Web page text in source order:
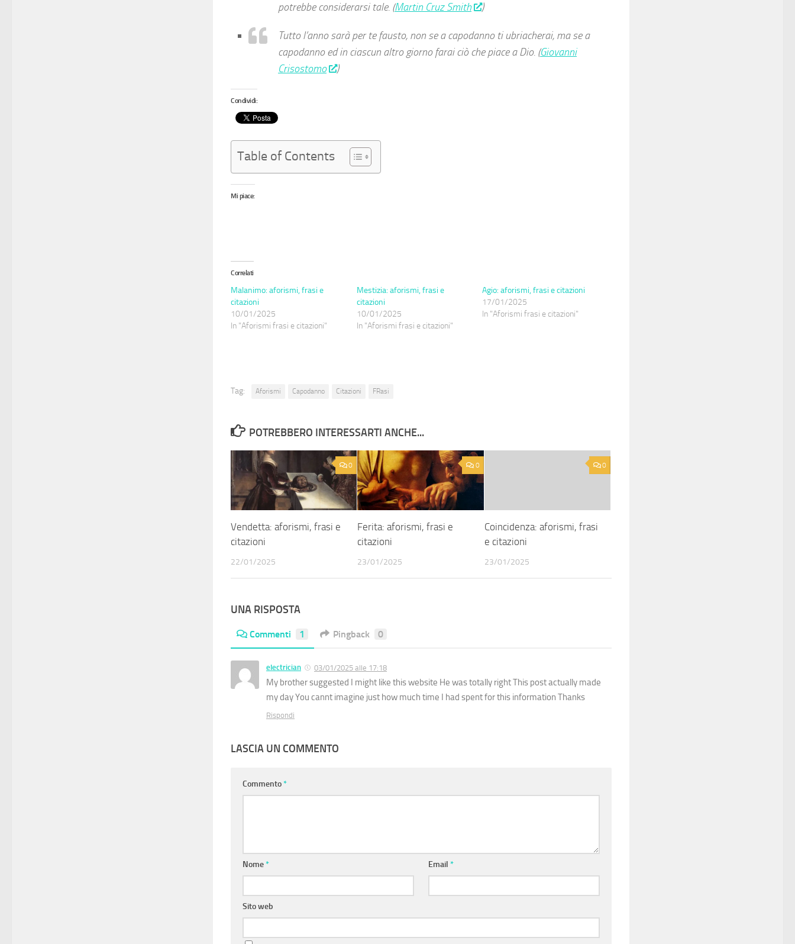
potrebbe considerarsi tale. (Martin Cruz Smith )
Tutto l’anno sarà per te fausto, non se a capodanno ti ubriacherai, ma se a
capodanno ed in ciascun altro giorno farai ciò che piace a Dio. (Giovanni
Crisostomo
)
Condividi:
Table of Contents
Mi piace:
Correlati
Malanimo: aforismi, frasi e
citazioni
10/01/2025
In "Aforismi frasi e citazioni"
Mestizia: aforismi, frasi e
citazioni
10/01/2025
In "Aforismi frasi e citazioni"
Agio: aforismi, frasi e citazioni
17/01/2025
In "Aforismi frasi e citazioni"
Tag: Aforismi Capodanno Citazioni FRasi
POTREBBERO INTERESSARTI ANCHE...
0
Vendetta: aforismi, frasi e
citazioni
22/01/2025
0
Ferita: aforismi, frasi e
citazioni
23/01/2025
0
Coincidenza: aforismi, frasi
e citazioni
23/01/2025
UNA RISPOSTA
Commenti 1 Pingback 0
electrician 03/01/2025 alle 17:18
My brother suggested I might like this website He was totally right This post actually made
my day You cannt imagine just how much time I had spent for this information Thanks
Rispondi
LASCIA UN COMMENTO
Commento*
Nome* Email*
Sito web